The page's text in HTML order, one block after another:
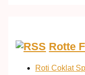
Rotte
Roti Coklat